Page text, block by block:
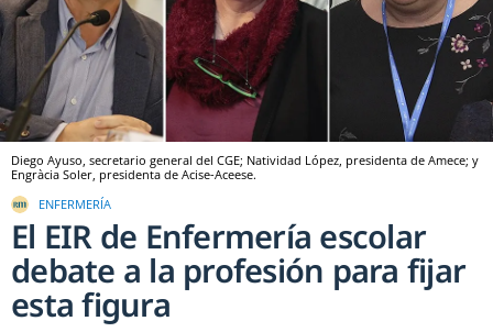
Diego Ayuso, secretario general del CGE; Natividad López, presidenta de Amece; y
Engràcia Soler, presidenta de Acise-Aceese.
ENFERMERÍA
El EIR de Enfermería escolar
debate a la profesión para fijar
esta figura